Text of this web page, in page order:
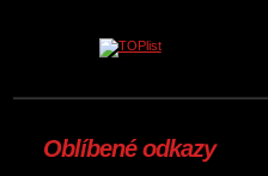
Oblíbené odkazy